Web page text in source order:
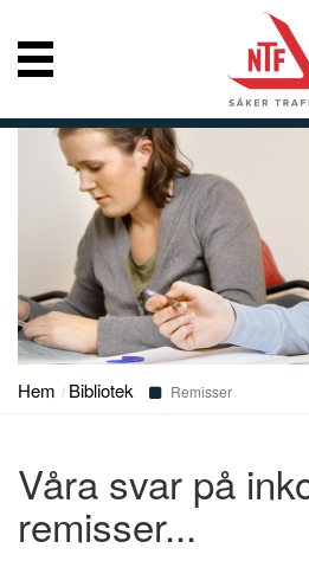
Nyheter
Vår kompetens
Konsumentupplysning
Bibliotek
Frågor och svar
Hem Bibliotek Remisser
Våra svar på
remisser...